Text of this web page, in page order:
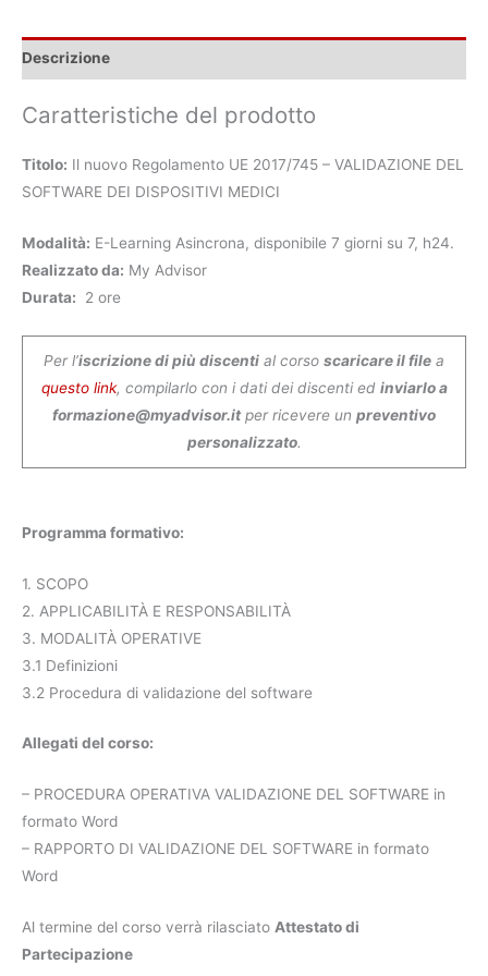
Descrizione
Caratteristiche del prodotto
Titolo: Il nuovo Regolamento UE 2017/745 – VALIDAZIONE DEL
SOFTWARE DEI DISPOSITIVI MEDICI
Modalità: E-Learning Asincrona, disponibile 7 giorni su 7, h24.
Realizzato da: My Advisor
Durata: 2 ore
Per l’iscrizione di più discenti al corso scaricare il file a
questo link, compilarlo con i dati dei discenti ed inviarlo a
formazione@myadvisor.itper ricevere un preventivo
personalizzato.
Programma formativo:
1. SCOPO
2. APPLICABILITÀ E RESPONSABILITÀ
3. MODALITÀ OPERATIVE
3.1 Definizioni
3.2 Procedura di validazione del software
Allegati del corso:
– PROCEDURA OPERATIVA VALIDAZIONE DEL SOFTWARE in
formato Word
– RAPPORTO DI VALIDAZIONE DEL SOFTWARE in formato
Word
Al termine del corso verrà rilasciato Attestato di
Partecipazione